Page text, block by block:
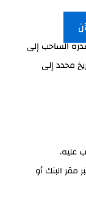
الساحب إلى
محدد إلى
عليه.
مقر البنك أو